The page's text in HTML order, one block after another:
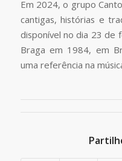
Em 2024, o grupo
cantigas, histórias e
disponível no dia 23 de
Braga em 1984, em
uma referência na